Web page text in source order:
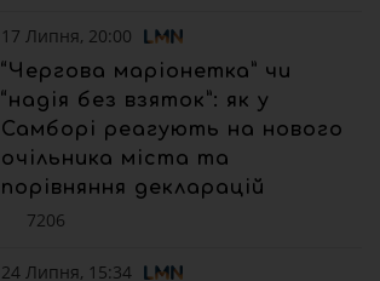
17 Липня, 20:00
“Чергова маріонетка” чи
“надія без взяток”: як у
Самборі реагують на нового
очільника міста та
порівняння декларацій
7206
24 Липня, 15:34